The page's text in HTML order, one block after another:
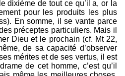
dixième de tout ce qu’il a, or la
pour les produits les plus
En somme, il se vante parce
préceptes particuliers. Mais il
Dieu et le prochain (cf. Mt 22,
de sa capacité d’observer
mérites et de ses vertus, il est
de cet homme, c’est qu’il